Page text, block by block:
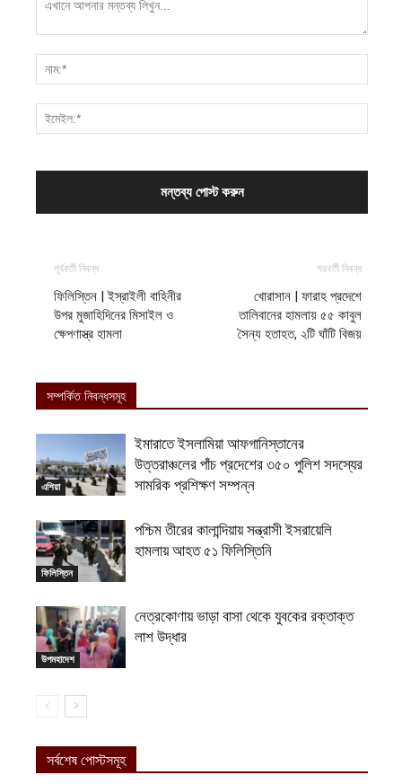
পূর্ববর্তী নিবন্ধ
ফিলিস্তিন | ইস্রাইলী বাহিনীর
উপর মুজাহিদিনের মিসাইল ও
ক্ষেপণাস্ত্র হামলা
পরবর্তী নিবন্ধ
খোরাসান | ফারাহ প্রদেশে
তালিবানের হামলায় ৫৫ কাবুল
সৈন্য হতাহত, ২টি ঘাঁটি বিজয়
সম্পর্কিত নিবন্ধসমূহ
এশিয়া
ইমারাতে ইসলামিয়া আফগানিস্তানের
উত্তরাঞ্চলের পাঁচ প্রদেশের ৩৫০ পুলিশ সদস্যের
সামরিক প্রশিক্ষণ সম্পন্ন
ফিলিস্তিন
পশ্চিম তীরের কালান্দিয়ায় সন্ত্রাসী ইসরায়েলি
হামলায় আহত ৫১ ফিলিস্তিনি
উপমহাদেশ
নেত্রকোণায় ভাড়া বাসা থেকে যুবকের রক্তাক্ত
লাশ উদ্ধার
সর্বশেষ পোস্টসমূহ